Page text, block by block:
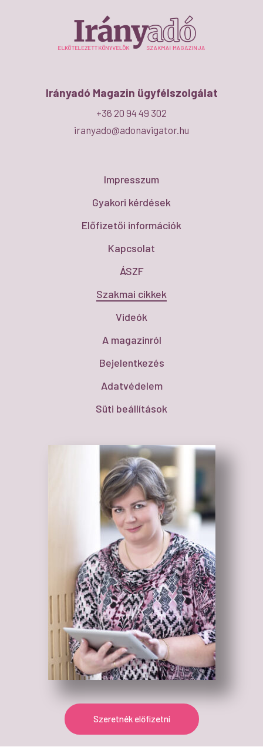
Irányadó Magazin ügyfélszolgálat
+36 20 94 49 302
iranyado@adonavigator.hu
Impresszum
Gyakori kérdések
Előfizetői információk
Kapcsolat
ÁSZF
Szakmai cikkek
Videók
A magazinról
Bejelentkezés
Adatvédelem
Süti beállítások
Szeretnék előfizetni